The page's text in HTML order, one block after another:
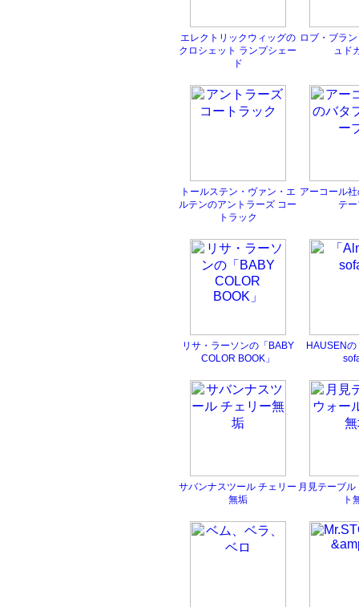
エレクトリックウィッグの
クロシェット ランプシェー
ド
ロブ・ブラ
ュド
トールステン・ヴァン・エ
ルテンのアントラーズ コー
トラック
アーコール
テ
リサ・ラーソンの「BABY
COLOR BOOK」
HAUSEN
サバンナスツール チェリー
無垢
月見テーブ
ト